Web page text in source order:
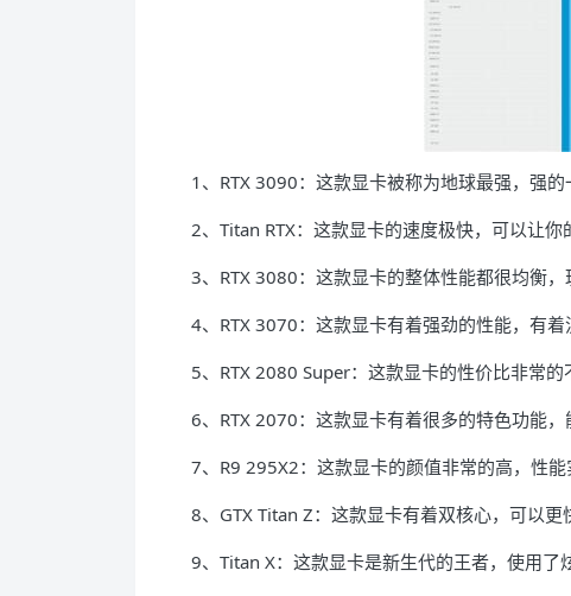
1、RTX 3090：这款显卡被称为地球最强，强
2、Titan RTX：这款显卡的速度极快，可以让
3、RTX 3080：这款显卡的整体性能都很均衡
4、RTX 3070：这款显卡有着强劲的性能，有
5、RTX 2080 Super：这款显卡的性价比非常的
6、RTX 2070：这款显卡有着很多的特色功能，
7、R9 295X2：这款显卡的颜值非常的高，性
8、GTX Titan Z：这款显卡有着双核心，可以
9、Titan X：这款显卡是新生代的王者，使用了